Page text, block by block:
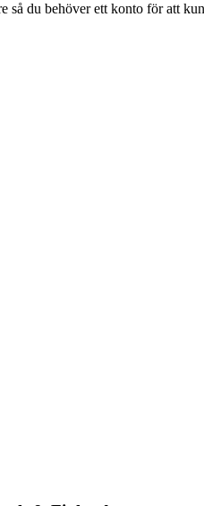
så du behöver ett konto för att